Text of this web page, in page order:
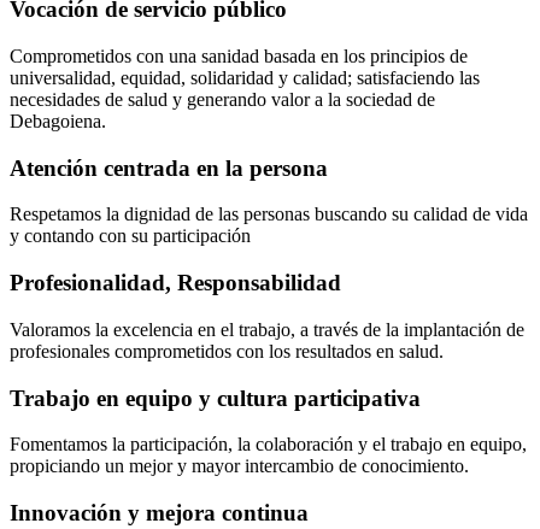
Vocación de servicio público
Comprometidos con una sanidad basada en los principios de
universalidad, equidad, solidaridad y calidad; satisfaciendo las
necesidades de salud y generando valor a la sociedad de
Debagoiena.
Atención centrada en la persona
Respetamos la dignidad de las personas buscando su calidad de vida
y contando con su participación
Profesionalidad, Responsabilidad
Valoramos la excelencia en el trabajo, a través de la implantación de
profesionales comprometidos con los resultados en salud.
Trabajo en equipo y cultura participativa
Fomentamos la participación, la colaboración y el trabajo en equipo,
propiciando un mejor y mayor intercambio de conocimiento.
Innovación y mejora continua